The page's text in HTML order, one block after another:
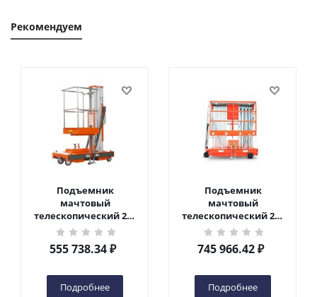
Рекомендуем
Подъемник
мачтовый
телескопический 200
кг 6 м TOR GTWY6-200S
DC 2-мачтовый
(автономный) (G) в
555 738.34₽
Подробнее
Подъемник
мачтовый
телескопический 200
кг 10 м TOR GTWY10-
200S DC 2-мачтовый
(автономный) (N) в
745 966.42₽
Подробнее